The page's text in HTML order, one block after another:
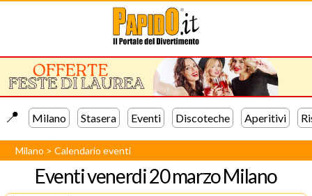
📍️ Milano Stasera Eventi Discoteche Aperitivi
Milano >Calendario eventi
Eventivenerdi 20 marzo Milano